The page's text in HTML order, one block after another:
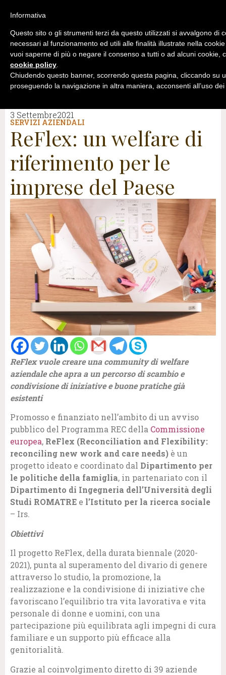
3 Settembre2021
SERVIZI AZIENDALI
ReFlex: un welfare di
riferimento per le
imprese del Paese
ReFlex vuole creare una community di welfare
aziendale che apra a un percorso di scambio e
condivisione di iniziative e buone pratiche già
esistenti
Promosso e finanziato nell’ambito di un avviso
pubblico del Programma REC della Commissione
europea, ReFlex (Reconciliation and Flexibility:
reconciling new work and care needs) è un
progetto ideato e coordinato dal Dipartimento per
le politiche della famiglia, in partenariato con il
Dipartimento di Ingegneria dell’Università degli
Studi ROMATRE e l’Istituto per la ricerca sociale
– Irs.
Obiettivi
Il progetto ReFlex, della durata biennale (2020-
2021), punta al superamento del divario di genere
attraverso lo studio, la promozione, la
realizzazione e la condivisione di iniziative che
favoriscano l’equilibrio tra vita lavorativa e vita
personale di donne e uomini, con una
partecipazione più equilibrata agli impegni di cura
familiare e un supporto più efficace alla
genitorialità.
Grazie al coinvolgimento diretto di 39 aziende
Informativa
Questo sito o gli strumenti terzi da questo utilizzati si avvalgono di
necessari al funzionamento ed utili alle finalità illustrate nella
vuoi saperne di più o negare il consenso a tutti o ad alcuni cookie,
cookie policy.
Chiudendo questo banner, scorrendo questa pagina, cliccando su
proseguendo la navigazione in altra maniera, acconsenti all’uso